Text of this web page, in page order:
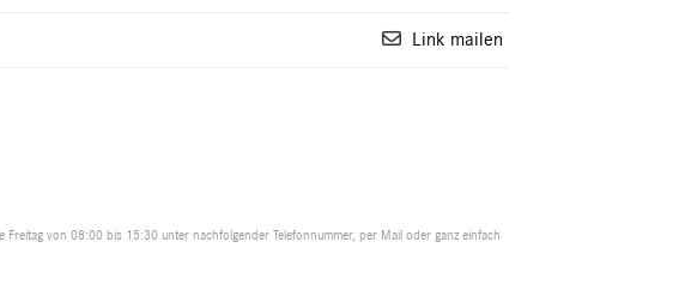
Link mailen
von 08:00 bis 15:30 unter nachfolgender Telefonnummer, per Mail oder ganz einfach